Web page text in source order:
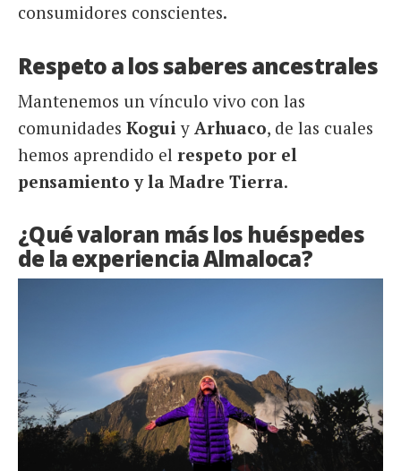
consumidores conscientes.
Respeto a los saberes ancestrales
Mantenemos un vínculo vivo con las
comunidades Kogui y Arhuaco, de las cuales
hemos aprendido el respeto por el
pensamiento y la Madre Tierra.
¿Qué valoran más los huéspedes
de la experiencia Almaloca?